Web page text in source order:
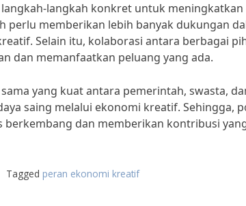
langkah konkret untuk
perlu memberikan lebih banyak dukungan
Selain itu, kolaborasi antara berbagai
dan memanfaatkan peluang yang ada.
yang kuat antara pemerintah, swasta,
saing melalui ekonomi kreatif. Sehingga,
berkembang dan memberikan kontribusi
Tagged peran ekonomi kreatif